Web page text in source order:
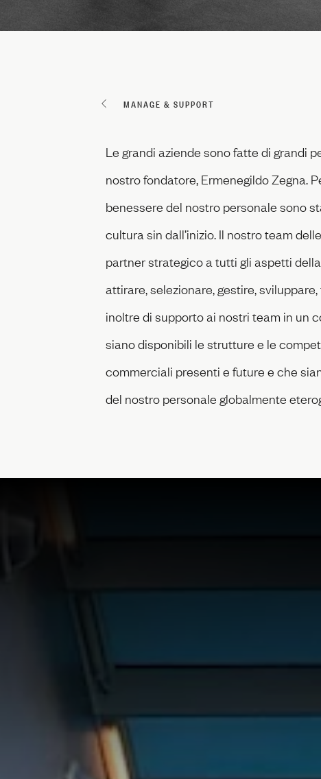
MANAGE & SUPPORT
Le grandi aziende sono fatte di grandi
nostro fondatore, Ermenegildo Zegna.
benessere del nostro personale sono
cultura sin dall’inizio. Il nostro team
partner strategico a tutti gli aspetti
attirare, selezionare, gestire,
inoltre di supporto ai nostri team in un
siano disponibili le strutture e le
commerciali presenti e future e che
del nostro personale globalmente